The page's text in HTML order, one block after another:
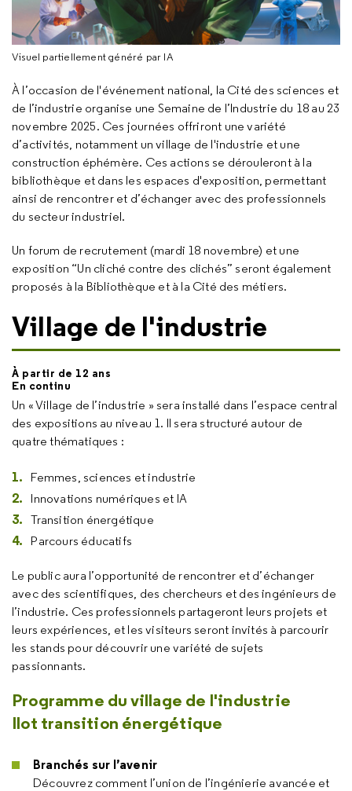
Visuel partiellement généré par IA
À l’occasion de l'événement national, la Cité des sciences et
de l’industrie organise une Semaine de l’Industrie du 18 au 23
novembre 2025. Ces journées offriront une variété
d’activités, notamment un village de l'industrie et une
construction éphémère. Ces actions se dérouleront à la
bibliothèque et dans les espaces d'exposition, permettant
ainsi de rencontrer et d’échanger avec des professionnels
du secteur industriel.
Un forum de recrutement (mardi 18 novembre) et une
exposition “Un cliché contre des clichés” seront également
proposés à la Bibliothèque et à la Cité des métiers.
Village de l'industrie
À partir de 12 ans
En continu
Un « Village de l’industrie » sera installé dans l’espace central
des expositions au niveau 1. Il sera structuré autour de
quatre thématiques :
Femmes, sciences et industrie
Innovations numériques et IA
Transition énergétique
Parcours éducatifs
Le public aura l’opportunité de rencontrer et d’échanger
avec des scientifiques, des chercheurs et des ingénieurs de
l’industrie. Ces professionnels partageront leurs projets et
leurs expériences, et les visiteurs seront invités à parcourir
les stands pour découvrir une variété de sujets
passionnants.
Programme du village de l'industrie
Ilot transition énergétique
Branchés sur l’avenir
Découvrez comment l’union de l’ingénierie avancée et